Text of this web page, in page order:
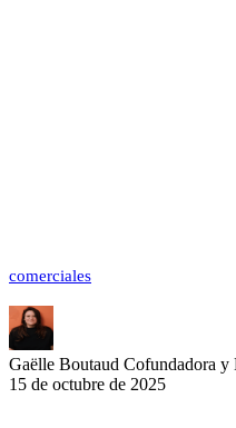
comerciales
Gaëlle Boutaud Cofundadora y
15 de octubre de 2025